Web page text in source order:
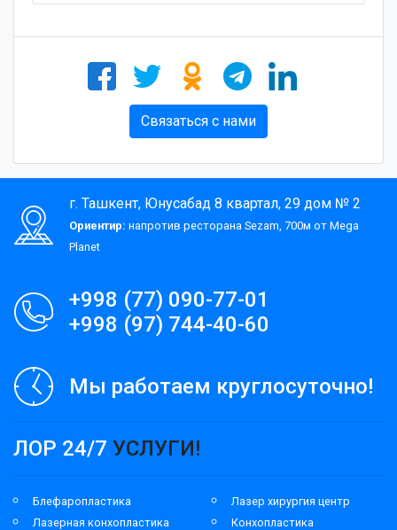
Связаться с нами
г. Ташкент, Юнусабад 8 квартал, 29 дом № 2
Ориентир: напротив ресторана Sezam, 700м от Mega
Planet
+998 (77) 090-77-01
+998 (97) 744-40-60
Мы работаем круглосуточно!
ЛОР 24/7 УСЛУГИ!
Блефаропластика
Лазер хирургия центр
Лазерная конхопластика
Конхопластика